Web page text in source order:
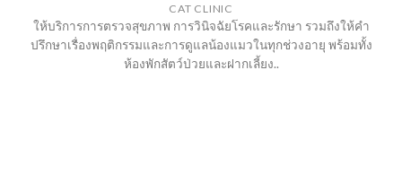
CAT CLINIC
ให้บริการการตรวจสุขภาพ การวินิจฉัยโรคและรักษา รวมถึงให้คำ
ปรึกษาเรื่องพฤติกรรมและการดูแลน้องแมวในทุกช่วงอายุ พร้อมทั้ง
ห้องพักสัตว์ป่วยและฝากเลี้ยง..